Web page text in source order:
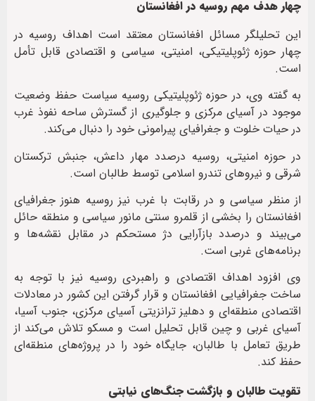
چهار هدف مهم روسیه در افغانستان
این تحلیلگر مسائل افغانستان معتقد است اهداف روسیه در
چهار حوزه ژئوپلیتیکی، امنیتی، سیاسی و اقتصادی قابل تأمل
است.
به گفته وی، در حوزه ژئوپلیتیکی روسیه سیاست حفظ وضعیت
موجود در آسیای مرکزی و جلوگیری از گسترش ساحه نفوذ غرب
در حیات خلوت و جغرافیای پیرامونی خود را دنبال می‌کند.
در حوزه امنیتی، روسیه درصدد مهار داعش، جنبش ترکستان
شرقی و نیروهای تندرو اسلامی توسط طالبان است.
از منظر سیاسی و در رقابت با غرب نیز روسیه هنوز جغرافیای
افغانستان را بخشی از قلمرو سنتی مانور سیاسی و منطقه حائل
می‌بیند و درصدد بازآرایی دژ مستحکم در مقابل نقشه‌ها و
برنامه‌های غربی است.
وی افزود اهداف اقتصادی و راهبردی روسیه نیز با توجه به
ساخت جغرافیایی افغانستان و قرار گرفتن این کشور در معادلات
اقتصادی منطقه‌ای و دهلیز ترانزیتی آسیای مرکزی، جنوب آسیا،
آسیای غربی و چین قابل تحلیل است و مسکو تلاش می‌کند از
طریق تعامل با طالبان، جایگاه خود را در پروژه‌های منطقه‌ای
حفظ کند.
تقویت طالبان و بازگشت جنگ‌های نیابتی